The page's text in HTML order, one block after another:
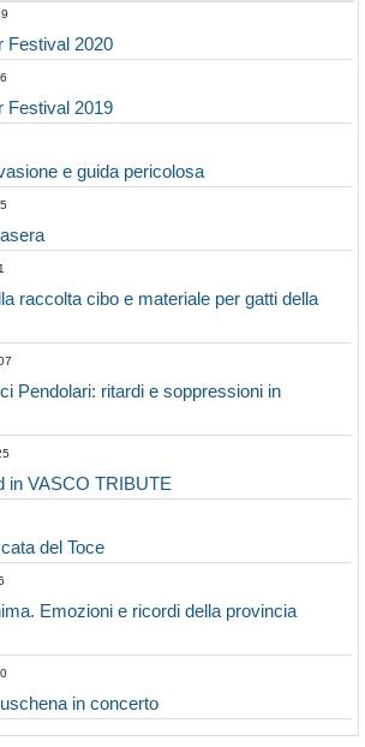
Festival 2020
Festival 2019
e guida pericolosa
raccolta cibo e materiale per gatti della
Pendolari: ritardi e soppressioni in
in VASCO TRIBUTE
del Toce
Emozioni e ricordi della provincia
in concerto